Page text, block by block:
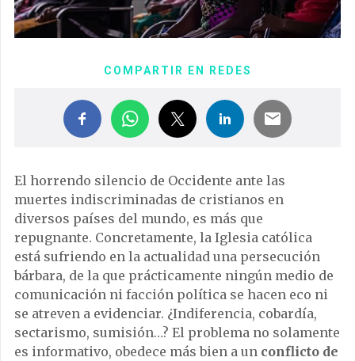
COMPARTIR EN REDES
El horrendo silencio de Occidente ante las
muertes indiscriminadas de cristianos en
diversos países del mundo, es más que
repugnante. Concretamente, la Iglesia católica
está sufriendo en la actualidad una persecución
bárbara, de la que prácticamente ningún medio de
comunicación ni facción política se hacen eco ni
se atreven a evidenciar. ¿Indiferencia, cobardía,
sectarismo, sumisión…? El problema no solamente
es informativo, obedece más bien a un conflicto de